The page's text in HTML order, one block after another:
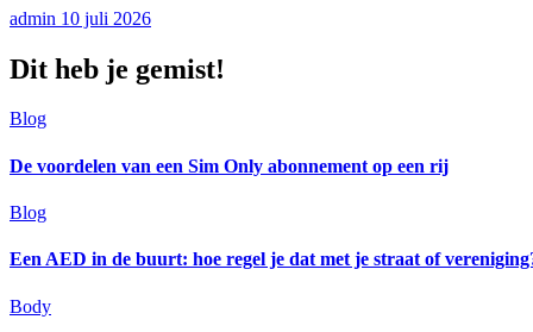
admin 10 juli 2026
Dit heb je gemist!
Blog
De voordelen van een Sim Only abonnement op een rij
Blog
Een AED in de buurt: hoe regel je dat met je straat of
Body